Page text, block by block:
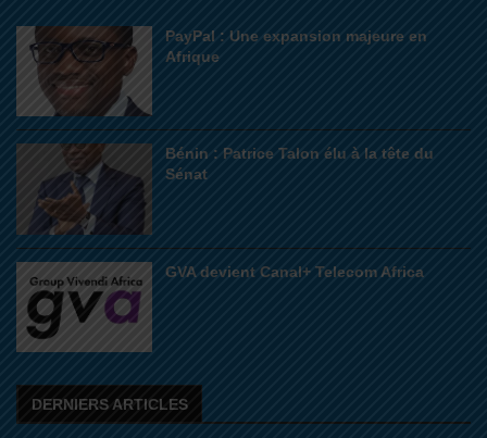
PayPal : Une expansion majeure en
Afrique
Bénin : Patrice Talon élu à la tête du
Sénat
GVA devient Canal+ Telecom Africa
DERNIERS ARTICLES